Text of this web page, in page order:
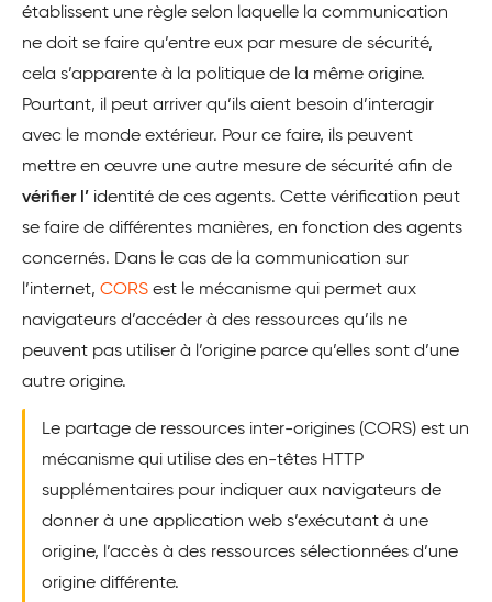
établissent une règle selon laquelle la communication
ne doit se faire qu’entre eux par mesure de sécurité,
cela s’apparente à la politique de la même origine.
Pourtant, il peut arriver qu’ils aient besoin d’interagir
avec le monde extérieur. Pour ce faire, ils peuvent
mettre en œuvre une autre mesure de sécurité afin de
vérifier l’ identité de ces agents. Cette vérification peut
se faire de différentes manières, en fonction des agents
concernés. Dans le cas de la communication sur
l’internet, CORS est le mécanisme qui permet aux
navigateurs d’accéder à des ressources qu’ils ne
peuvent pas utiliser à l’origine parce qu’elles sont d’une
autre origine.
Le partage de ressources inter-origines (CORS) est un
mécanisme qui utilise des en-têtes HTTP
supplémentaires pour indiquer aux navigateurs de
donner à une application web s’exécutant à une
origine, l’accès à des ressources sélectionnées d’une
origine différente.